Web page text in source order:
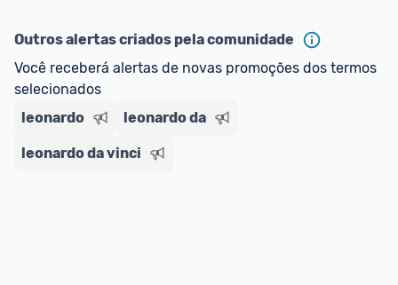
Outros alertas criados pela comunidade
Você receberá alertas de novas promoções dos termos
selecionados
leonardo
leonardo da
leonardo da vinci